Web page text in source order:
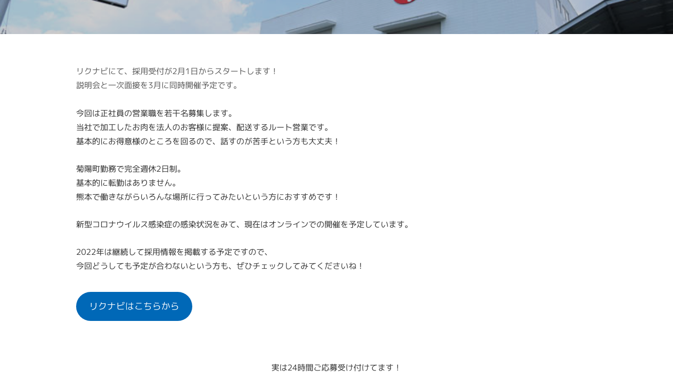
リクナビにて、採用受付が2月1日からスタートします！
説明会と一次面接を3月に同時開催予定です。
今回は正社員の営業職を若干名募集します。
当社で加工したお肉を法人のお客様に提案、配送するルート営業です。
基本的にお得意様のところを回るので、話すのが苦手という方も大丈夫！
菊陽町勤務で完全週休2日制。
基本的に転勤はありません。
熊本で働きながらいろんな場所に行ってみたいという方におすすめです！
新型コロナウイルス感染症の感染状況をみて、現在はオンラインでの開催を予定しています。
2022年は継続して採用情報を掲載する予定ですので、
今回どうしても予定が合わないという方も、ぜひチェックしてみてくださいね！
リクナビはこちらから
実は24時間ご応募受け付けてます！